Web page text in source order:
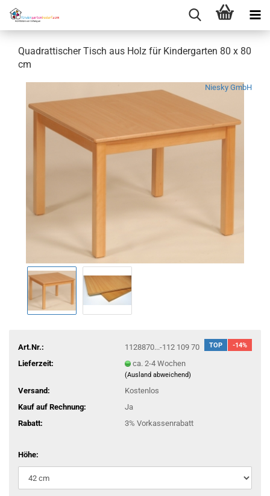
Quadrattischer Tisch aus Holz für Kindergarten 80 x 80
cm
Niesky GmbH
TOP -14%
Art.Nr.:
1128870...-112 109 70
Lieferzeit:
ca. 2-4 Wochen
(Ausland abweichend)
Versand:
Kostenlos
Kauf auf Rechnung:
Ja
Rabatt:
3% Vorkassenrabatt
Höhe: